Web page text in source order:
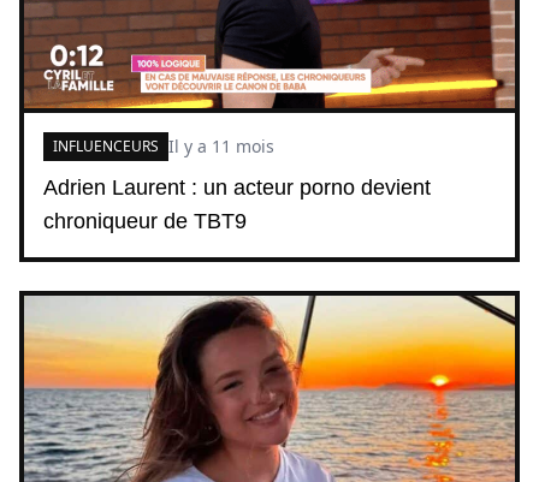
Adrien Laurent : un acteur porno devient
chroniqueur de TBT9
INFLUENCEURS Il y a 11 mois